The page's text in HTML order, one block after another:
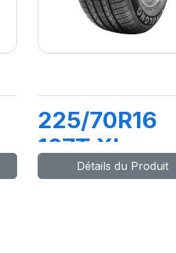
225/70R16
107T XL
CROSSDétails du Produit